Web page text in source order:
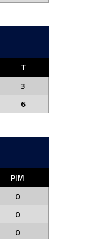
T
3
6
PIM
0
0
0